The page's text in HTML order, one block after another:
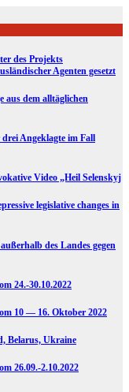
des Projekts
Agenten gesetzt
aus dem alltäglichen
Angeklagte im Fall
Video „Heil Selenskyj
legislative changes in
des Landes gegen
24.-30.10.2022
10 — 16. Oktober 2022
Belarus, Ukraine
26.09.-2.10.2022